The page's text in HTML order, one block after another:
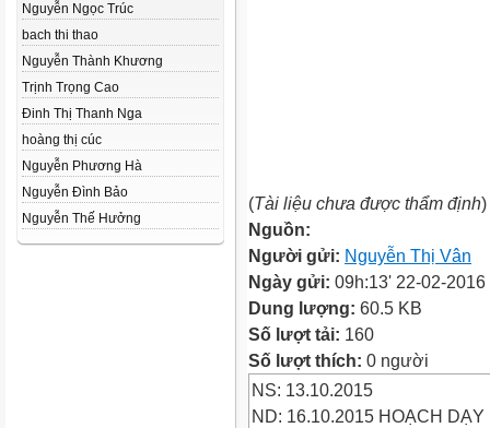
Nguyễn Ngọc Trúc
bach thi thao
Nguyễn Thành Khương
Trịnh Trọng Cao
Đinh Thị Thanh Nga
hoàng thị cúc
Nguyễn Phương Hà
Nguyễn Đình Bảo
Nguyễn Thế Hưởng
(Tài liệu chưa được thẩm định)
Nguồn:
Người gửi: Nguyễn Thị Vân
Ngày gửi: 09h:13' 22-02-2016
Dung lượng: 60.5 KB
Số lượt tải: 160
Số lượt thích: 0 người
NS: 13.10.2015
ND: 16.10.2015 HOẠCH DẠY